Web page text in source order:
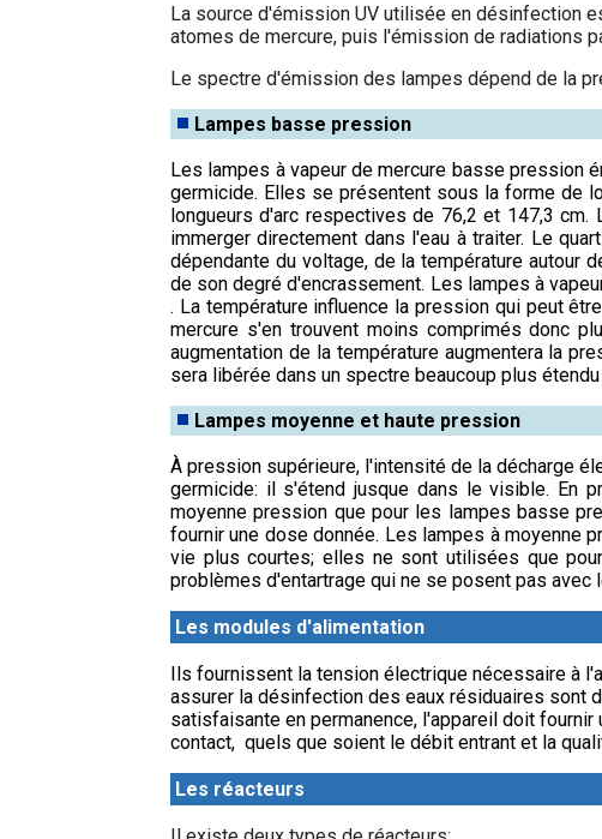
La source d'émission UV utilisée en désinfection
atomes de mercure, puis l'émission de radiations
Le spectre d'émission des lampes dépend de la
Lampes basse pression
Les lampes à vapeur de mercure basse pression
germicide. Elles se présentent sous la forme de
longueurs d'arc respectives de 76,2 et 147,3
immerger directement dans l'eau à traiter. Le
dépendante du voltage, de la température autour
de son degré d'encrassement. Les lampes à
. La température influence la pression qui peut
mercure s'en trouvent moins comprimés donc
augmentation de la température augmentera la
sera libérée dans un spectre beaucoup plus
Lampes moyenne et haute pression
À pression supérieure, l'intensité de la décharge
germicide: il s'étend jusque dans le visible. En
moyenne pression que pour les lampes basse
fournir une dose donnée. Les lampes à moyenne
vie plus courtes; elles ne sont utilisées que
problèmes d'entartrage qui ne se posent pas
Les modules d'alimentation
Ils fournissent la tension électrique nécessaire à
assurer la désinfection des eaux résiduaires sont
satisfaisante en permanence, l'appareil doit
contact, quels que soient le débit entrant et la
Les réacteurs